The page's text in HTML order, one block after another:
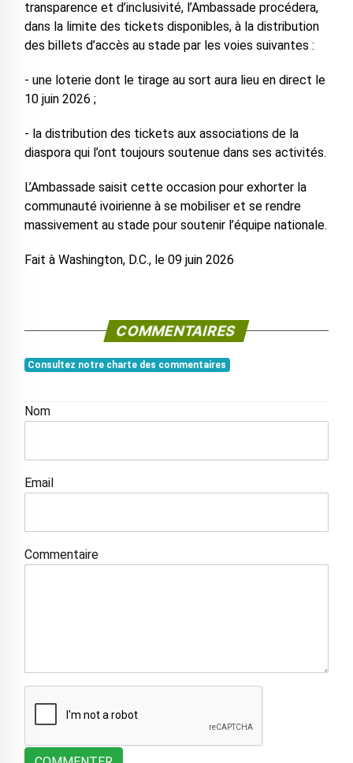
transparence et d’inclusivité, l’Ambassade procédera,
dans la limite des tickets disponibles, à la distribution
des billets d’accès au stade par les voies suivantes :
- une loterie dont le tirage au sort aura lieu en direct le
10 juin 2026 ;
- la distribution des tickets aux associations de la
diaspora qui l’ont toujours soutenue dans ses activités.
L’Ambassade saisit cette occasion pour exhorter la
communauté ivoirienne à se mobiliser et se rendre
massivement au stade pour soutenir l’équipe nationale.
Fait à Washington, D.C., le 09 juin 2026
COMMENTAIRES
Consultez notre charte des commentaires
Nom
Email
Commentaire